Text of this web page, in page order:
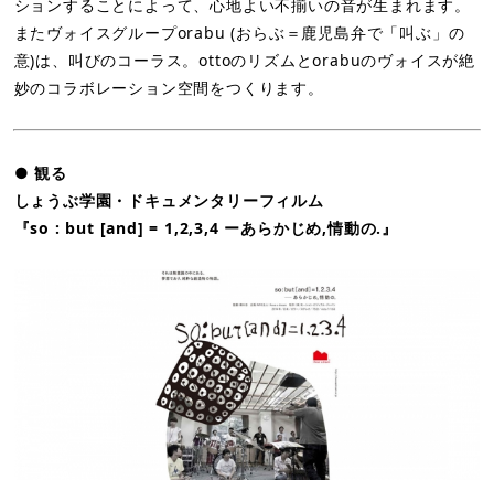
ションすることによって、心地よい不揃いの音が生まれます。
またヴォイスグループorabu (おらぶ＝鹿児島弁で「叫ぶ」の
意)は、叫びのコーラス。ottoのリズムとorabuのヴォイスが絶
妙のコラボレーション空間をつくります。
● 観る
しょうぶ学園・ドキュメンタリーフィルム
『so : but [and] = 1,2,3,4 ーあらかじめ,情動の.』